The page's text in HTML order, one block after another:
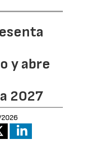
y abre
2027